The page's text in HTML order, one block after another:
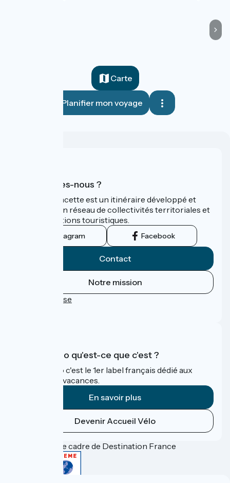
Carte
Planifier mon voyage
Qui sommes-nous ?
La Vélo Francette est un itinéraire développé et
promu par un réseau de collectivités territoriales et
leurs institutions touristiques.
Instagram Facebook
Contact
Notre mission
Espace Presse
Accueil Vélo qu'est-ce que c'est ?
Accueil Vélo c'est le 1er label français dédié aux
cyclistes en vacances.
En savoir plus
Devenir Accueil Vélo
Financé dans le cadre de Destination France